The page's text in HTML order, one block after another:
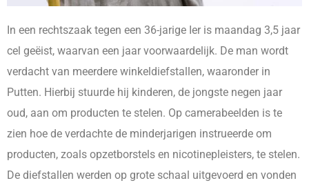
In een rechtszaak tegen een 36-jarige Ier is maandag 3,5 jaar
cel geëist, waarvan een jaar voorwaardelijk. De man wordt
verdacht van meerdere winkeldiefstallen, waaronder in
Putten. Hierbij stuurde hij kinderen, de jongste negen jaar
oud, aan om producten te stelen. Op camerabeelden is te
zien hoe de verdachte de minderjarigen instrueerde om
producten, zoals opzetborstels en nicotinepleisters, te stelen.
De diefstallen werden op grote schaal uitgevoerd en vonden